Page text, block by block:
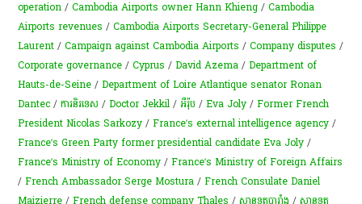
operation /Cambodia Airports owner Hann Khieng /Cambodia
Airports revenues /Cambodia Airports Secretary-General Philippe
Laurent /Campaign against Cambodia Airports /Company disputes /
Corporate governance /Cyprus /David Azema /Department of
Hauts-de-Seine /Department of Loire Atlantique senator Ronan
Dantec /ការនិរទេស /Doctor Jekkil /អឺរ៉ុប /Eva Joly /Former French
President Nicolas Sarkozy /France’s external intelligence agency /
France’s Green Party former presidential candidate Eva Joly /
France’s Ministry of Economy /France’s Ministry of Foreign Affairs
/French Ambassador Serge Mostura /French Consulate Daniel